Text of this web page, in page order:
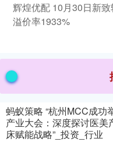
辉煌优配 10月30日新
溢价率1933%
蚂蚁策略 “杭州MCC成功
产业大会：深度探讨医美
床赋能战略”_投资_行业